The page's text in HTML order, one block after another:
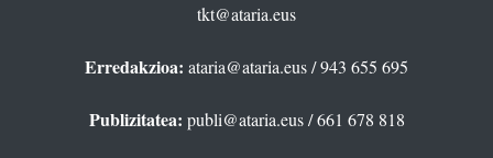
tkt@ataria.eus
Erredakzioa: ataria@ataria.eus/ 943 655 695
Publizitatea: publi@ataria.eus/ 661 678 818